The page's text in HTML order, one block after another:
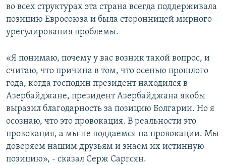
во всех структурах эта страна всегда поддерживала
позицию Евросоюза и была сторонницей мирного
урегулирования проблемы.
«Я понимаю, почему у вас возник такой вопрос, и
считаю, что причина в том, что осенью прошлого
года, когда господин президент находился в
Азербайджане, президент Азербайджана якобы
выразил благодарность за позицию Болгарии. Но я
осознаю, что это провокация. В реальности это
провокация, а мы не поддаемся на провокации. Мы
доверяем нашим друзьям и знаем их истинную
позицию», - сказал Серж Саргсян.